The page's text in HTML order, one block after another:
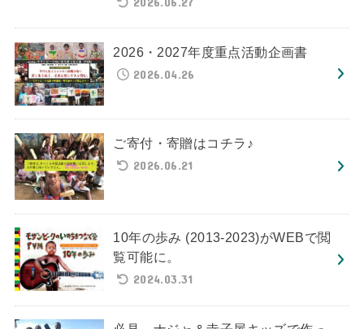
2026・2027年度重点活動企画書
2026.04.26
ご寄付・寄贈はコチラ♪
2026.06.21
10年の歩み (2013-2023)がWEBで閲
覧可能に。
2024.03.31